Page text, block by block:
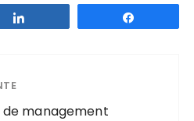
management